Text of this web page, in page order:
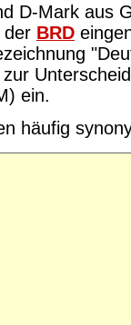
D-Mark aus
der BRD
ein.
häufig